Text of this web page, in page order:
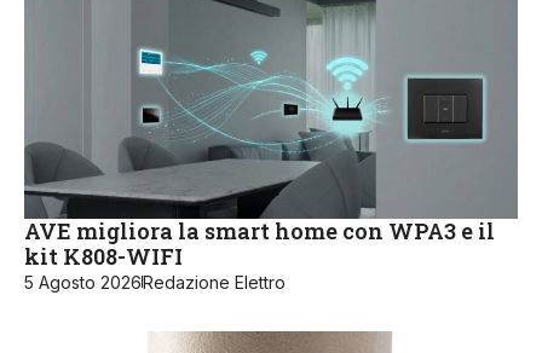
AVE migliora la smart home con WPA3 e il
kit K808-WIFI
5 Agosto 2026Redazione Elettro